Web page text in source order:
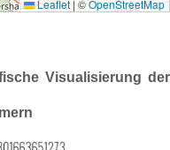
Visualisierung der